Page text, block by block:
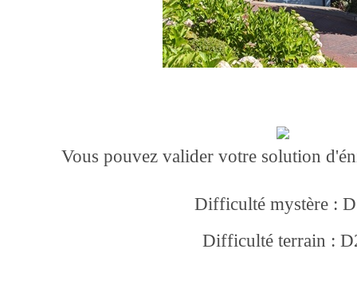
Vous pouvez valider votre solution
Difficulté mystère :
Difficulté terrain :